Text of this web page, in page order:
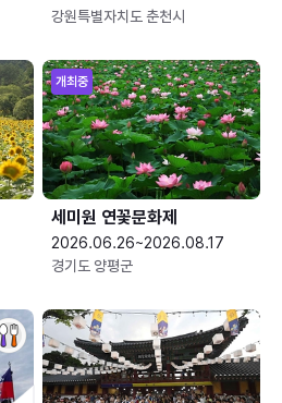
강원특별자치도 춘천시
개최중
세미원 연꽃문화제
2026.06.26~2026.08.17
경기도 양평군